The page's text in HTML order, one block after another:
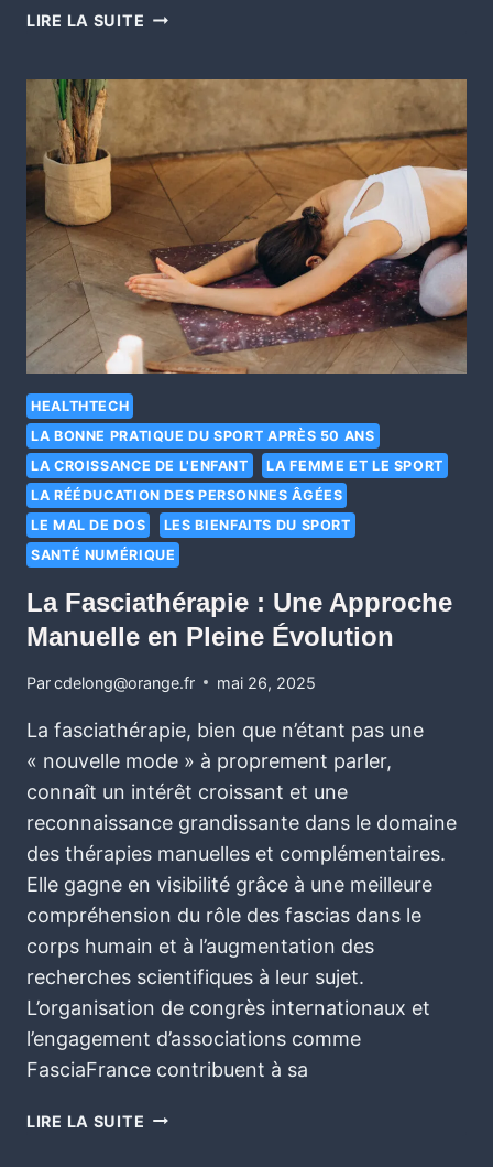
LIRE LA SUITE
HEALTHTECH
LA BONNE PRATIQUE DU SPORT APRÈS 50 ANS
LA CROISSANCE DE L'ENFANT
LA FEMME ET LE SPORT
LA RÉÉDUCATION DES PERSONNES ÂGÉES
LE MAL DE DOS
LES BIENFAITS DU SPORT
SANTÉ NUMÉRIQUE
La Fasciathérapie : Une Approche
Manuelle en Pleine Évolution
Parcdelong@orange.fr mai 26, 2025
La fasciathérapie, bien que n’étant pas une
« nouvelle mode » à proprement parler,
connaît un intérêt croissant et une
reconnaissance grandissante dans le domaine
des thérapies manuelles et complémentaires.
Elle gagne en visibilité grâce à une meilleure
compréhension du rôle des fascias dans le
corps humain et à l’augmentation des
recherches scientifiques à leur sujet.
L’organisation de congrès internationaux et
l’engagement d’associations comme
FasciaFrance contribuent à sa
LIRE LA SUITE